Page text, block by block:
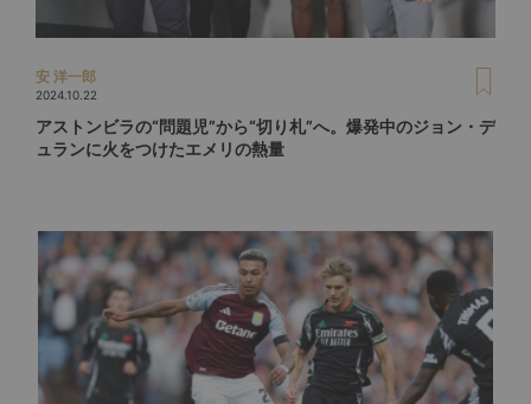
安 洋一郎
2024.10.22
アストンビラの“問題児”から“切り札”へ。爆発中のジョン・デ
ュランに火をつけたエメリの熱量